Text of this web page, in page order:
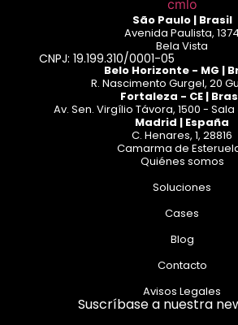
São Paulo | Brasil
Avenida Paulista, 1374
Bela Vista
CNPJ: 19.199.310/0001-05
Belo Horizonte - MG |
R. Nascimento Gurgel, 20
Fortaleza - CE |
Av. Sen. Virgílio Távora, 1500 -
Madrid | España
C. Henares, 1, 28816
Camarma de
Quiénes somos
Soluciones
Cases
Blog
Contacto
Avisos Legales
Suscríbase a nuestra